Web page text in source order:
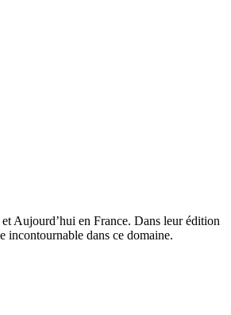
Aujourd’hui en France. Dans leur édition
incontournable dans ce domaine.